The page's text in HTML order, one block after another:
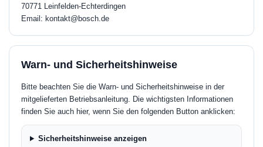
70771 Leinfelden-Echterdingen
Email: kontakt@bosch.de
Warn- und Sicherheitshinweise
Bitte beachten Sie die Warn- und Sicherheitshinweise in der
mitgelieferten Betriebsanleitung. Die wichtigsten Informationen
finden Sie auch hier, wenn Sie den folgenden Button anklicken:
Sicherheitshinweise anzeigen